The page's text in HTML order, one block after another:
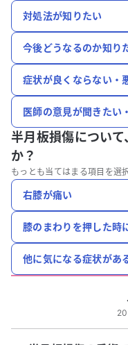
対処法が知りたい
今後どうなるのか知り
症状が良くならない・
医師の意見が聞きたい
半月板損傷について
か？
もっとも当てはまる項目を選
右膝が痛い
膝のまわりを押した時
他に気になる症状があ